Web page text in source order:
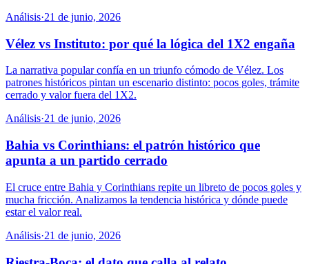
Análisis·21 de junio, 2026
Vélez vs Instituto: por qué la lógica del 1X2 engaña
La narrativa popular confía en un triunfo cómodo de Vélez. Los
patrones históricos pintan un escenario distinto: pocos goles, trámite
cerrado y valor fuera del 1X2.
Análisis·21 de junio, 2026
Bahia vs Corinthians: el patrón histórico que
apunta a un partido cerrado
El cruce entre Bahia y Corinthians repite un libreto de pocos goles y
mucha fricción. Analizamos la tendencia histórica y dónde puede
estar el valor real.
Análisis·21 de junio, 2026